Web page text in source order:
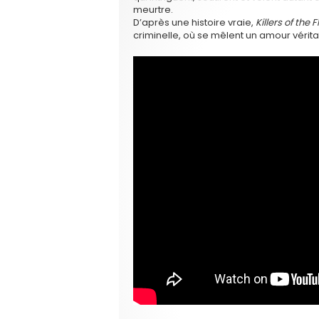
meurtre.
D’après une histoire vraie, Killers of the
criminelle, où se mêlent un amour